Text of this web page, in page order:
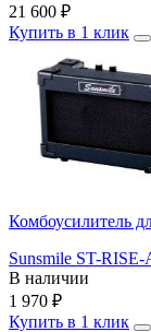
21 600 ₽
Купить в 1 клик
Комбоусилитель
Sunsmile ST-
В наличии
1 970 ₽
Купить в 1 клик